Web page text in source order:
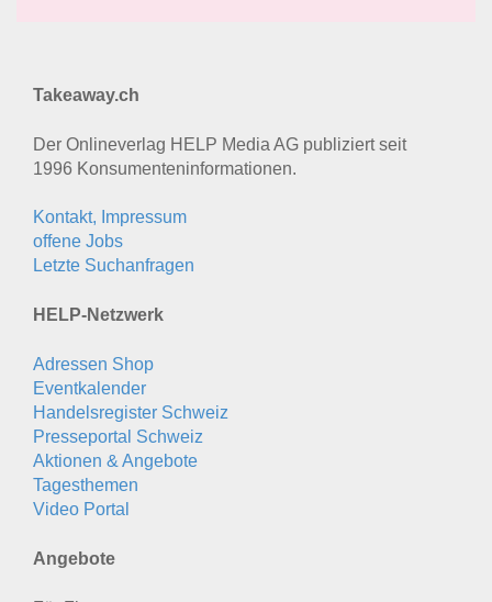
Takeaway.ch
Der Onlineverlag HELP Media AG publiziert seit
1996 Konsumenten­informationen.
Kontakt, Impressum
offene Jobs
Letzte Suchanfragen
HELP-Netzwerk
Adressen Shop
Eventkalender
Handelsregister Schweiz
Presseportal Schweiz
Aktionen & Angebote
Tagesthemen
Video Portal
Angebote